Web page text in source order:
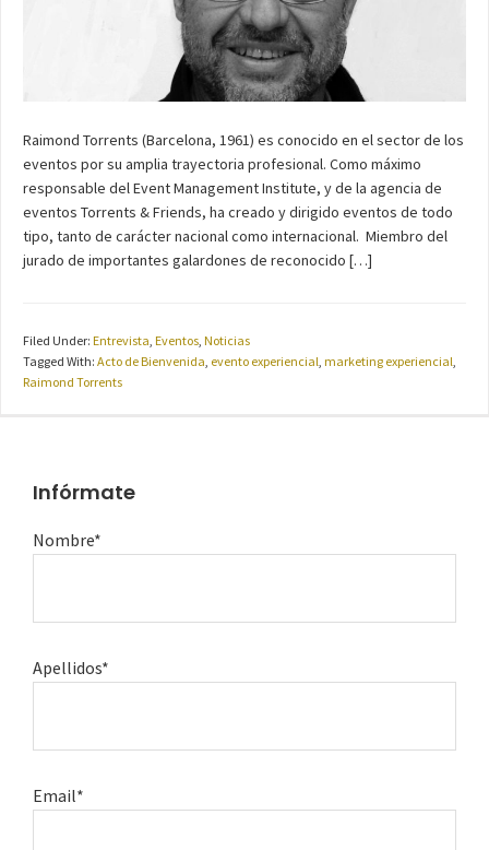
Raimond Torrents (Barcelona, 1961) es conocido en el sector de los
eventos por su amplia trayectoria profesional. Como máximo
responsable del Event Management Institute, y de la agencia de
eventos Torrents & Friends, ha creado y dirigido eventos de todo
tipo, tanto de carácter nacional como internacional. Miembro del
jurado de importantes galardones de reconocido […]
Filed Under: Entrevista Eventos Noticias
Tagged With: Acto de Bienvenida evento experiencial marketing experiencial
Raimond Torrents
Infórmate
Nombre*
Apellidos*
Email*